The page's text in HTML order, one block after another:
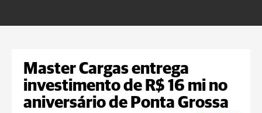
Master Cargas entrega
investimento de R$ 16 mi no
aniversário de Ponta Grossa